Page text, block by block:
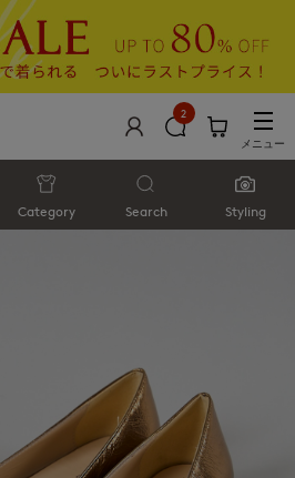
2
メニュー
Category Search Styling